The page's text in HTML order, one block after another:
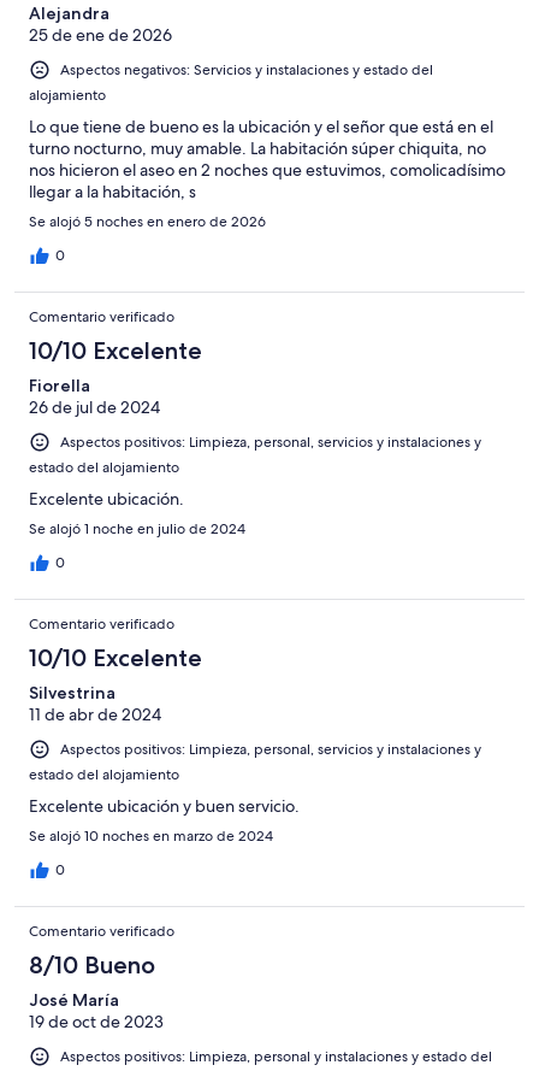
Alejandra
25 de ene de 2026
Aspectos negativos: Servicios y instalaciones y estado del
alojamiento
Lo que tiene de bueno es la ubicación y el señor que está en el
turno nocturno, muy amable. La habitación súper chiquita, no
nos hicieron el aseo en 2 noches que estuvimos, comolicadísimo
llegar a la habitación, s
Se alojó 5 noches en enero de 2026
0
Comentario verificado
10/10 Excelente
Fiorella
26 de jul de 2024
Aspectos positivos: Limpieza, personal, servicios y instalaciones y
estado del alojamiento
Excelente ubicación.
Se alojó 1 noche en julio de 2024
0
Comentario verificado
10/10 Excelente
Silvestrina
11 de abr de 2024
Aspectos positivos: Limpieza, personal, servicios y instalaciones y
estado del alojamiento
Excelente ubicación y buen servicio.
Se alojó 10 noches en marzo de 2024
0
Comentario verificado
8/10 Bueno
José María
19 de oct de 2023
Aspectos positivos: Limpieza, personal y instalaciones y estado del